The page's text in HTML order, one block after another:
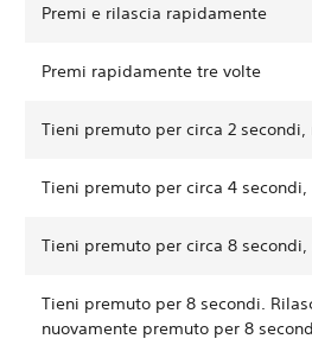
Premi e rilascia rapidamente
Premi rapidamente tre volte
Tieni premuto per circa 2 secondi,
Tieni premuto per circa 4 secondi,
Tieni premuto per circa 8 secondi,
Tieni premuto per 8 secondi.
nuovamente premuto per 8